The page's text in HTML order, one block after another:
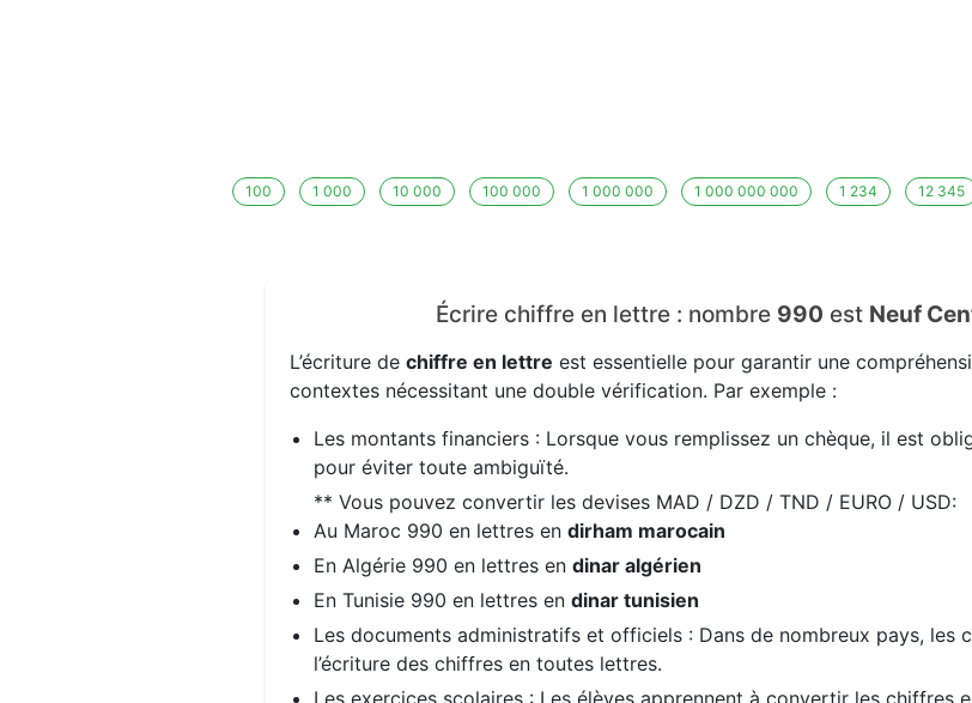
100 1 000 10 000 100 000 1 000 000 1 000 000 000 1 234 12 345
Écrire chiffre en lettre : nombre 990 est Neuf
L’écriture de chiffre en lettre est essentielle pour garantir une
contextes nécessitant une double vérification. Par exemple :
Les montants financiers : Lorsque vous remplissez un chèque, il est
pour éviter toute ambiguïté.
** Vous pouvez convertir les devises MAD / DZD / TND / EURO / USD:
Au Maroc 990 en lettres en dirham marocain
En Algérie 990 en lettres en dinar algérien
En Tunisie 990 en lettres en dinar tunisien
Les documents administratifs et officiels : Dans de nombreux pays, les
l’écriture des chiffres en toutes lettres.